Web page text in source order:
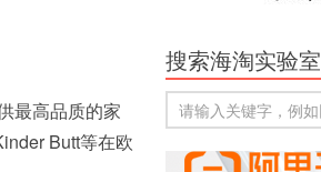
最高品质的家
Butt等在欧
搜索海淘实验室